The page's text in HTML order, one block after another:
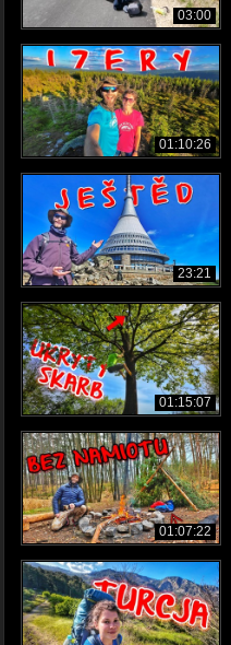
03:00
01:10:26
23:21
01:15:07
01:07:22